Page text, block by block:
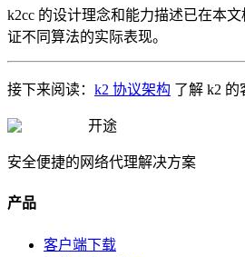
k2cc 的设计理念和能力描述已在本
证不同算法的实际表现。
接下来阅读： k2 协议架构 了解 k2 的
开途
安全便捷的网络代理解决方案
产品
客户端下载